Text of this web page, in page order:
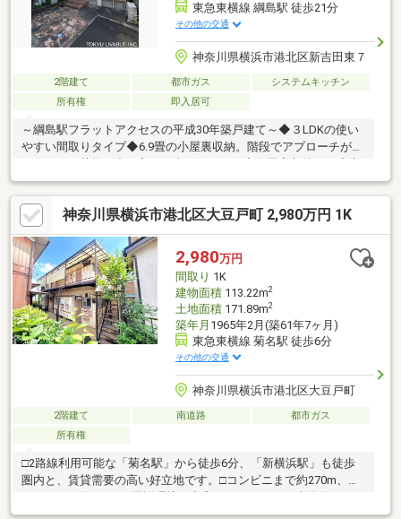
東急東横線 綱島駅 徒歩21分
その他の交通
神奈川県横浜市港北区新吉田東７
2階建て 都市ガス
システムキッチン
所有権
即入居可
～綱島駅フラットアクセスの平成30年築戸建て～◆３LDKの使い
やすい間取りタイプ◆6.9畳の小屋裏収納。階段でアプローチがで
通・東急東横線「綱島」駅徒歩21分・横浜市営地下鉄ブルーライ
ン「新羽駅」徒歩17分是非一度ご見学ください。
神奈川県横浜市港北区大豆戸町 2,980万円 1K
2,980万円
間取り 1K
建物面積113.22m2
土地面積171.89m2
築年月 1965年2月(築61年7ヶ月)
東急東横線 菊名駅 徒歩6分
その他の交通
神奈川県横浜市港北区大豆戸町
2階建て 南道路
都市ガス
所有権
□2路線利用可能な「菊名駅」から徒歩6分、「新横浜駅」も徒歩
圏内と、賃貸需要の高い好立地です。□コンビニまで約270m、ス
1R×6戸中、現在3部屋が稼働中のオーナーチェンジ物件です。□満